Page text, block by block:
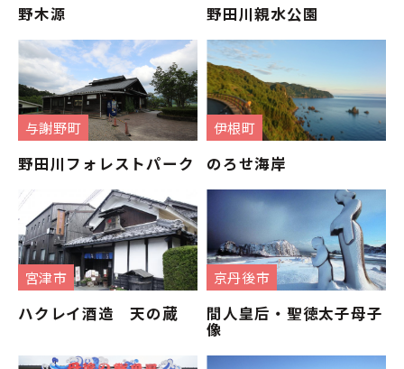
野木源 野田川親水公園
与謝野町
野田川フォレストパーク
伊根町
のろせ海岸
宮津市
ハクレイ酒造 天の蔵
京丹後市
間人皇后・聖徳太子母子
像